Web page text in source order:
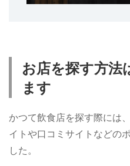
お店を探す方法
ます
かつて飲食店を探す際には
イトや口コミサイトなどの
した。